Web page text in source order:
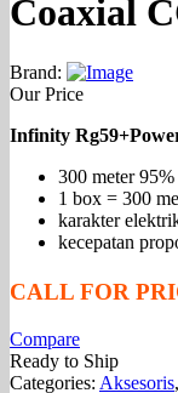
Coaxial
Brand:
Our Price
Infinity
300 meter
1 box = 300
karakter
kecepatan
CALL FOR
Compare
Ready to Ship
Categories: Aksesoris,